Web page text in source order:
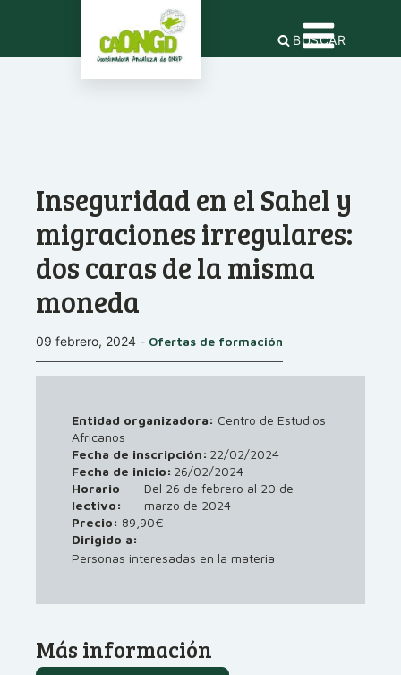
BUSCAR
Inseguridad en el Sahel y
migraciones irregulares:
dos caras de la misma
moneda
09 febrero, 2024 - Ofertas de formación
Entidad organizadora: Centro de Estudios
Africanos
Fecha de inscripción: 22/02/2024
Fecha de inicio: 26/02/2024
Horario
lectivo:
Del 26 de febrero al 20 de
marzo de 2024
Precio: 89,90€
Dirigido a:
Personas interesadas en la materia
Más información